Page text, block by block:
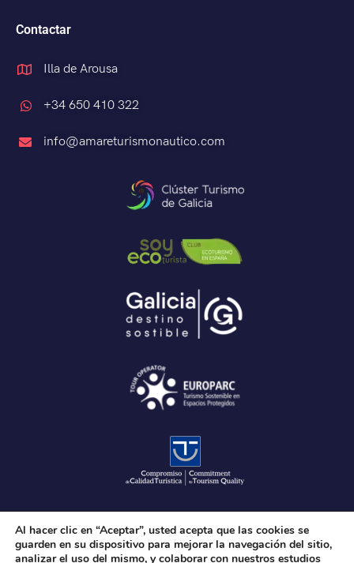
Contactar
Illa de Arousa
+34 650 410 322
info@amareturismonautico.com
Al hacer clic en “Aceptar”, usted acepta que las cookies se
guarden en su dispositivo para mejorar la navegación del sitio,
analizar el uso del mismo, y colaborar con nuestros estudios